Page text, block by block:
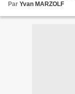
Par Yvan MARZOLF